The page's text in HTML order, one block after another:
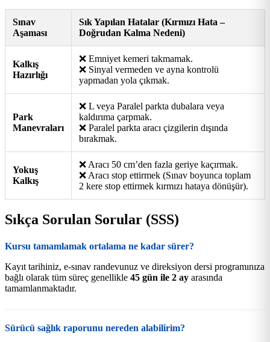
Sınav
Aşaması
Sık Yapılan Hatalar (Kırmızı Hata –
Doğrudan Kalma Nedeni)
Kalkış
Hazırlığı
❌ Emniyet kemeri takmamak.
❌ Sinyal vermeden ve ayna kontrolü
yapmadan yola çıkmak.
Park
Manevraları
❌ L veya Paralel parkta dubalara veya
kaldırıma çarpmak.
❌ Paralel parkta aracı çizgilerin dışında
bırakmak.
Yokuş
Kalkış
❌ Aracı 50 cm’den fazla geriye kaçırmak.
❌ Aracı stop ettirmek (Sınav boyunca toplam
2 kere stop ettirmek kırmızı hataya dönüşür).
Sıkça Sorulan Sorular (SSS)
Kursu tamamlamak ortalama ne kadar sürer?
Kayıt tarihiniz, e-sınav randevunuz ve direksiyon dersi programınıza
bağlı olarak tüm süreç genellikle 45 gün ile 2 ay arasında
tamamlanmaktadır.
Sürücü sağlık raporunu nereden alabilirim?